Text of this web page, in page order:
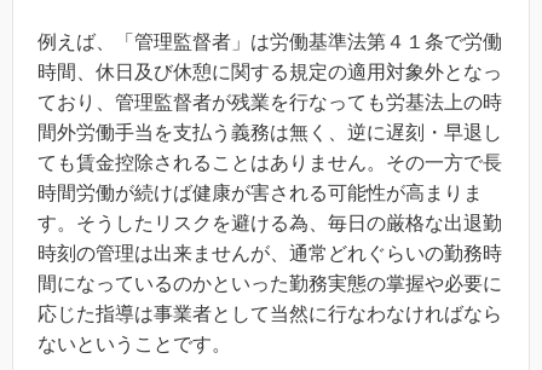
例えば、「管理監督者」は労働基準法第４１条で労働
時間、休日及び休憩に関する規定の適用対象外となっ
ており、管理監督者が残業を行なっても労基法上の時
間外労働手当を支払う義務は無く、逆に遅刻・早退し
ても賃金控除されることはありません。その一方で長
時間労働が続けば健康が害される可能性が高まりま
す。そうしたリスクを避ける為、毎日の厳格な出退勤
時刻の管理は出来ませんが、通常どれぐらいの勤務時
間になっているのかといった勤務実態の掌握や必要に
応じた指導は事業者として当然に行なわなければなら
ないということです。